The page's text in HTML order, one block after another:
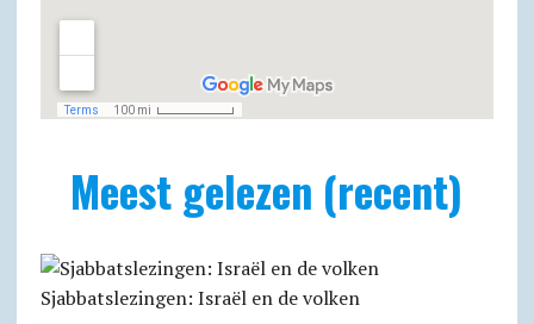
Meest gelezen (recent)
Sjabbatslezingen: Israël en de volken